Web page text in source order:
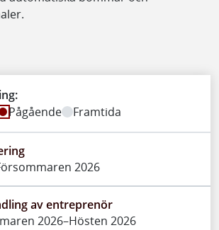
Pågående Framtida
2026
av entreprenör
2026–Hösten 2026